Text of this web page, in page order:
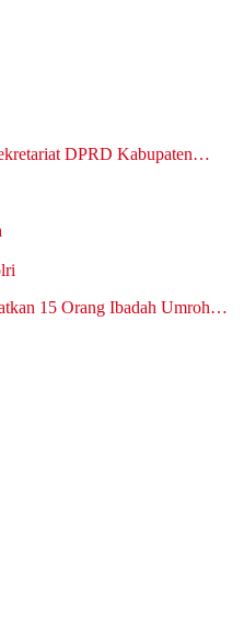
DPRD Kabupaten…
15 Orang Ibadah Umroh…